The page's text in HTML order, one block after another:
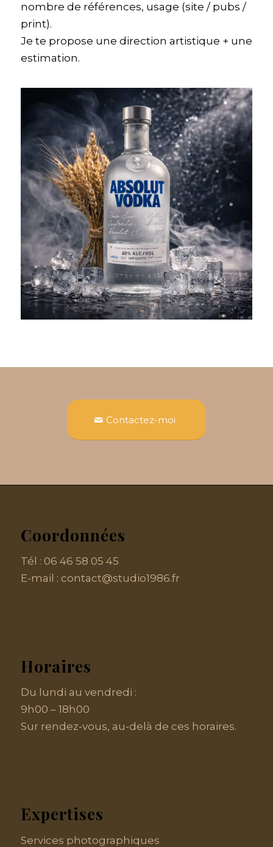
nombre de références, usage (site / pubs /
print).
Je te propose une direction artistique + une
estimation.
Contactez-moi
Coordonnées
Tél : 06 46 58 05 45
E-mail : contact@studio1986.fr
Horaires
Du lundi au vendredi :
9h00 – 18h00
Sur rendez-vous, au-delà de ces horaires.
Expertises
Services photographiques